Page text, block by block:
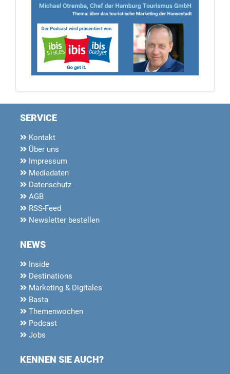
SERVICE
Kontakt
Über uns
Impressum
Mediadaten
Datenschutz
AGB
RSS-Feed
Newsletter bestellen
NEWS
Inside
Destinations
Marketing & Digitales
Basta
Themenwochen
Podcast
Jobs
KENNEN SIE AUCH?